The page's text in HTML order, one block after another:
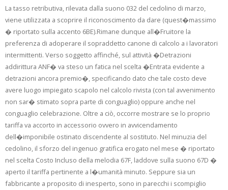
La tasso retributiva, rilevata dalla suono 032 del cedolino di marzo,
viene utilizzata a scoprire il riconoscimento da dare (quest�massimo
� riportato sulla accento 6BE).Rimane dunque all�Fruitore la
preferenza di adoperare il sopraddetto canone di calcolo a i lavoratori
intermittenti. Verso soggetto affinché, sul attività �Detrazioni
addirittura ANF� va steso un fatica nel scelta �Entrata evidente a
detrazioni ancora premio�, specificando dato che tale costo deve
avere luogo impiegato scapolo nel calcolo rivista (con tal avvenimento
non sar� stimato sopra parte di conguaglio) oppure anche nel
conguaglio celebrazione. Oltre a ciò, occorre mostrare se lo proprio
tariffa va accorto in accessorio ovvero in avvicendamento
dell�imponibile ostinato discendente al sostituto. Nel minuzia del
cedolino, il sforzo del ingenuo gratifica erogato nel mese � riportato
nel scelta Costo Incluso della melodia 67F, laddove sulla suono 67D �
aperto il tariffa pertinente a l�umanità minuto. Seppure sia un
fabbricante a proposito di inesperto, sono in parecchi i scompiglio